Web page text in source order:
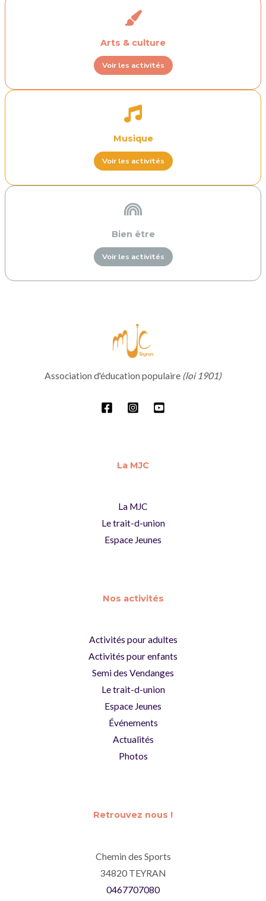
Arts & culture
Voir les activités
Musique
Voir les activités
Bien être
Voir les activités
Association d'éducation populaire (loi 1901)
La MJC
La MJC
Le trait-d-union
Espace Jeunes
Nos activités
Activités pour adultes
Activités pour enfants
Semi des Vendanges
Le trait-d-union
Espace Jeunes
Événements
Actualités
Photos
Retrouvez nous !
Chemin des Sports
34820 TEYRAN
0467707080